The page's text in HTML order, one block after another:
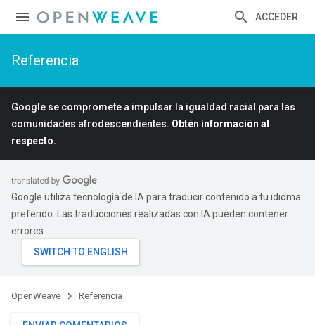
ACCEDER
Referencia
Google se compromete a impulsar la igualdad racial para las
comunidades afrodescendientes. Obtén información al
respecto.
Google utiliza tecnología de IA para traducir contenido a tu idioma
preferido. Las traducciones realizadas con IA pueden contener
errores.
OpenWeave Referencia